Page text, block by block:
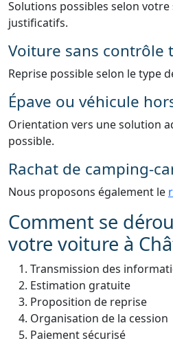
Solutions possibles selon
justificatifs.
Voiture sans contrôle
Reprise possible selon le type
Épave ou véhicule
Orientation vers une solution
possible.
Rachat de camping-
Nous proposons également le
Comment se
votre voiture à
Transmission des
Estimation gratuite
Proposition de reprise
Organisation de la cession
Paiement sécurisé